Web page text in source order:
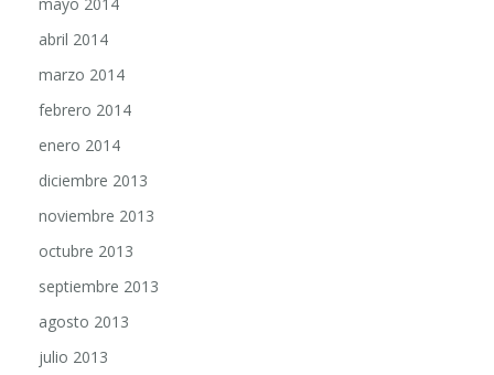
abril 2014
marzo 2014
febrero 2014
enero 2014
diciembre 2013
noviembre 2013
octubre 2013
septiembre 2013
agosto 2013
julio 2013
junio 2013